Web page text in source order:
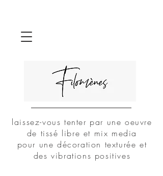
laissez-vous tenter par une oeuvre
de tissé libre et mix media
pour une décoration texturée et
des vibrations positives